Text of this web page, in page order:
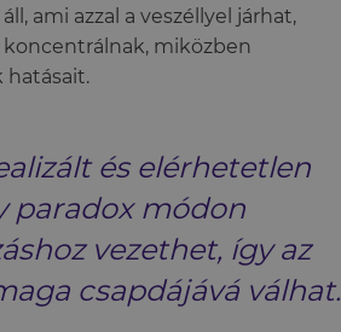
ami azzal a veszéllyel járhat,
miközben
hatásait.
és elérhetetlen
paradox módon
vezethet, így az
csapdájává válhat.